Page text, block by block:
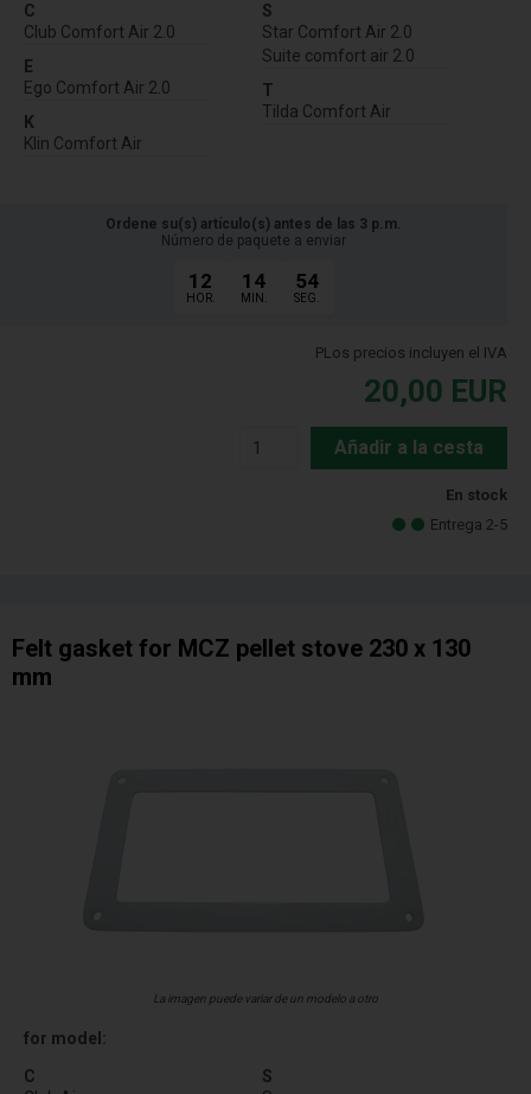
C
Club Comfort Air 2.0
E
Ego Comfort Air 2.0
K
Klin Comfort Air
S
Star Comfort Air 2.0
Suite comfort air 2.0
T
Tilda Comfort Air
Ordene su(s) artículo(s) antes de las 3 p.m.
Número de paquete a enviar
12
HOR.
14
MIN.
53
SEG.
PLos precios incluyen el IVA
20,00 EUR
Añadir a la cesta
En stock
Entrega 2-5
Felt gasket for MCZ pellet stove 230 x 130
mm
La imagen puede variar de un modelo a otro
for model:
C
S